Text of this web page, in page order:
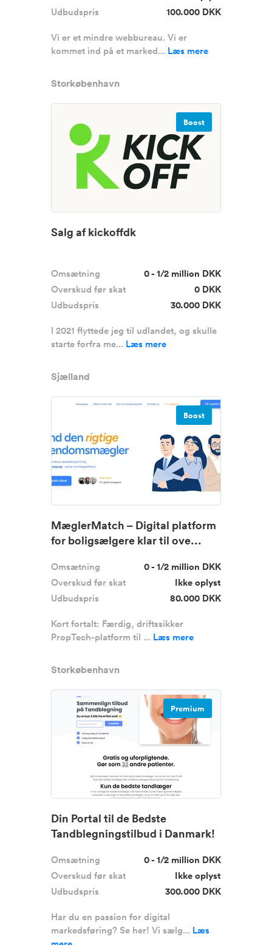
Udbudspris
100.000 DKK
Vi er et mindre webbureau. Vi er
kommet ind på et marked... Læs mere
Storkøbenhavn
Boost
Salg af kickoffdk
Omsætning
0 - 1/2 million DKK
Overskud før skat
0 DKK
Udbudspris
30.000 DKK
I 2021 flyttede jeg til udlandet, og skulle
starte forfra me... Læs mere
Sjælland
Boost
MæglerMatch – Digital platform
for boligsælgere klar til ove...
Omsætning
0 - 1/2 million DKK
Overskud før skat
Ikke oplyst
Udbudspris
80.000 DKK
Kort fortalt: Færdig, driftssikker
PropTech-platform til ... Læs mere
Storkøbenhavn
Premium
Din Portal til de Bedste
Tandblegningstilbud i Danmark!
Omsætning
0 - 1/2 million DKK
Overskud før skat
Ikke oplyst
Udbudspris
300.000 DKK
Har du en passion for digital
markedsføring? Se her! Vi sælg... Læs